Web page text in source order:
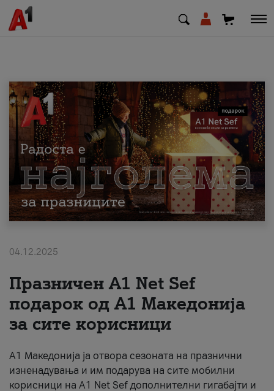
МК EN SQ
Приватни Деловни
Поддршка
Надополни кредит
За нас
#ПодобарОнлајн
04.12.2025
Празничен A1 Net Sеf
подарок од А1 Македонија
за сите корисници
А1 Македонија ја отвора сезоната на празнични
изненадувања и им подарува на сите мобилни
корисници на A1 Net Sef дополнителни гигабајти и